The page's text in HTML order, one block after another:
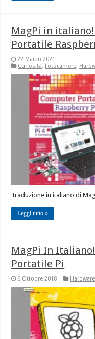
MagPi in
Portatile
22 Marzo 2021
Curiosità, Fotocamere,
Traduzione in italiano di
Leggi tutto »
MagPi In
Portatile Pi
6 Ottobre 2018 Hardware